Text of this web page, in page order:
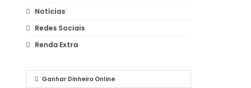
Notícias
Redes Sociais
Renda Extra
Ganhar Dinheiro Online